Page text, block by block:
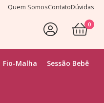
Quem SomosContatoDúvidas
0
Fio-Malha Sessão Bebê